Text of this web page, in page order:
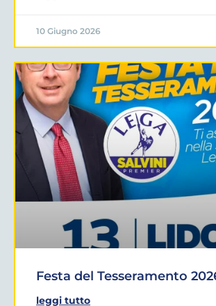
10 Giugno 2026
Festa del Tesseramento
leggi tutto